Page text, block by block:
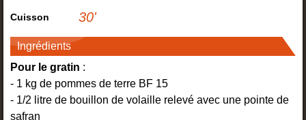
Cuisson 30'
Ingrédients
Pour le gratin :
- 1 kg de pommes de terre BF 15
- 1/2 litre de bouillon de volaille relevé avec une pointe de
safran